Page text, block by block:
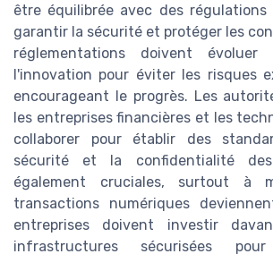
être équilibrée avec des régulations
garantir la sécurité et protéger les
réglementations doivent évoluer
l'innovation pour éviter les risques
encourageant le progrès. Les
les entreprises financières et les
collaborer pour établir des
sécurité et la confidentialité
également cruciales, surtout à
transactions numériques
entreprises doivent investir
infrastructures sécurisées